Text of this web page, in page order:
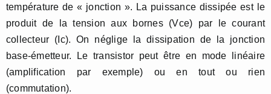
température de « jonction ». La puissance dissipée est le
produit de la tension aux bornes (Vce) par le courant
collecteur (Ic). On néglige la dissipation de la jonction
base-émetteur. Le transistor peut être en mode linéaire
(amplification par exemple) ou en tout ou rien
(commutation).